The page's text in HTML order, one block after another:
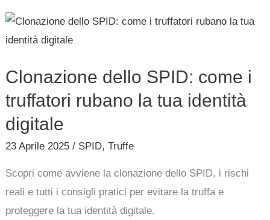
Clonazione dello SPID: come i
truffatori rubano la tua identità
digitale
23 Aprile 2025/ SPID,Truffe
Scopri come avviene la clonazione dello SPID, i rischi
reali e tutti i consigli pratici per evitare la truffa e
proteggere la tua identità digitale.
Clonazione
dello
come
i
truffatori
rubano
la
tua
identità
digitale